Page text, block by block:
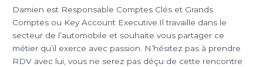
Damien est Responsable Comptes Clés et Grands
Comptes ou Key Account Executive.Il travaille dans le
secteur de l’automobile et souhaite vous partager ce
métier qu’il exerce avec passion. N’hésitez pas à prendre
RDV avec lui, vous ne serez pas déçu de cette rencontre
responsable
grands
comptes